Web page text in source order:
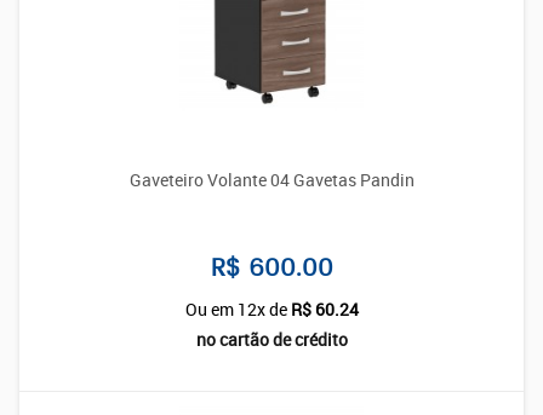
Gaveteiro Volante 04 Gavetas Pandin
R$ 600.00
Ou em 12x de R$ 60.24
no cartão de crédito